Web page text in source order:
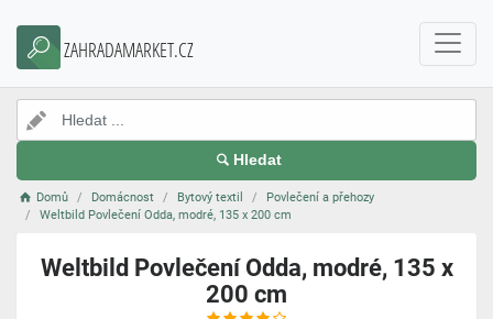
ZAHRADAMARKET.CZ
Hledat
Domů Domácnost Bytový textil
Povlečení a přehozy
Weltbild Povlečení Odda, modré, 135 x 200 cm
Weltbild Povlečení Odda, modré, 135 x
200 cm